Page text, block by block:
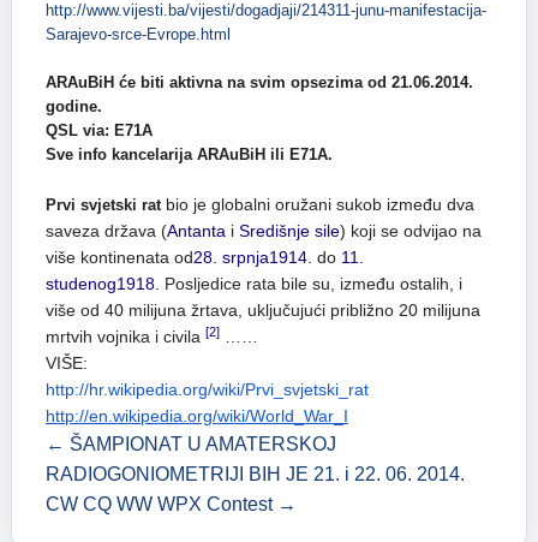
http://www.vijesti.ba/vijesti/dogadjaji/214311-junu-manifestacija-
Sarajevo-srce-Evrope.html
ARAuBiH će biti aktivna na svim opsezima od 21.06.2014.
godine.
QSL via: E71A
Sve info kancelarija ARAuBiH ili E71A.
Prvi svjetski rat bio je globalni oružani sukob između dva
saveza država (Antanta i Središnje sile) koji se odvijao na
više kontinenata od28. srpnja1914. do 11.
studenog1918. Posljedice rata bile su, između ostalih, i
više od 40 milijuna žrtava, uključujući približno 20 milijuna
mrtvih vojnika i civila [2]
VIŠE:
http://hr.wikipedia.org/wiki/Prvi_svjetski_rat
http://en.wikipedia.org/wiki/World_War_I
← ŠAMPIONAT U AMATERSKOJ
RADIOGONIOMETRIJI BIH JE 21. i 22. 06. 2014.
CW CQ WW WPX Contest →